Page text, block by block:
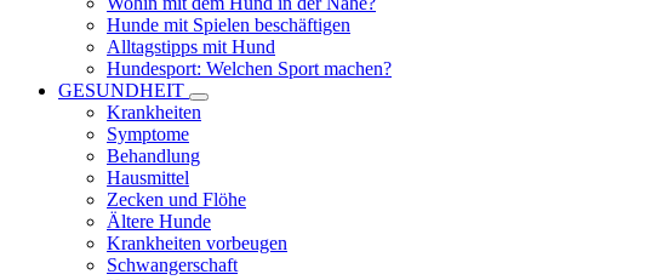
Hunde mit Spielen beschäftigen
Alltagstipps mit Hund
Hundesport: Welchen Sport machen?
GESUNDHEIT
Krankheiten
Symptome
Behandlung
Hausmittel
Zecken und Flöhe
Ältere Hunde
Krankheiten vorbeugen
Schwangerschaft